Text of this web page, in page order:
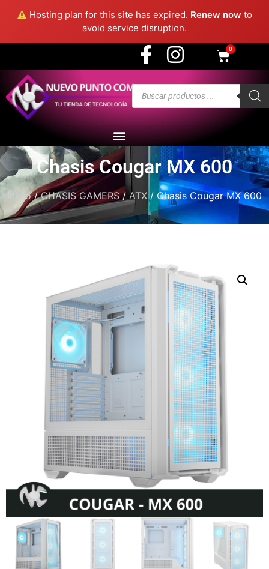
Hosting plan for this site has expired. Renew now to
avoid service disruption.
- Medellín
0
Chasis Cougar MX 600
Inicio/CHASIS GAMERS/ ATX/ Chasis Cougar MX 600